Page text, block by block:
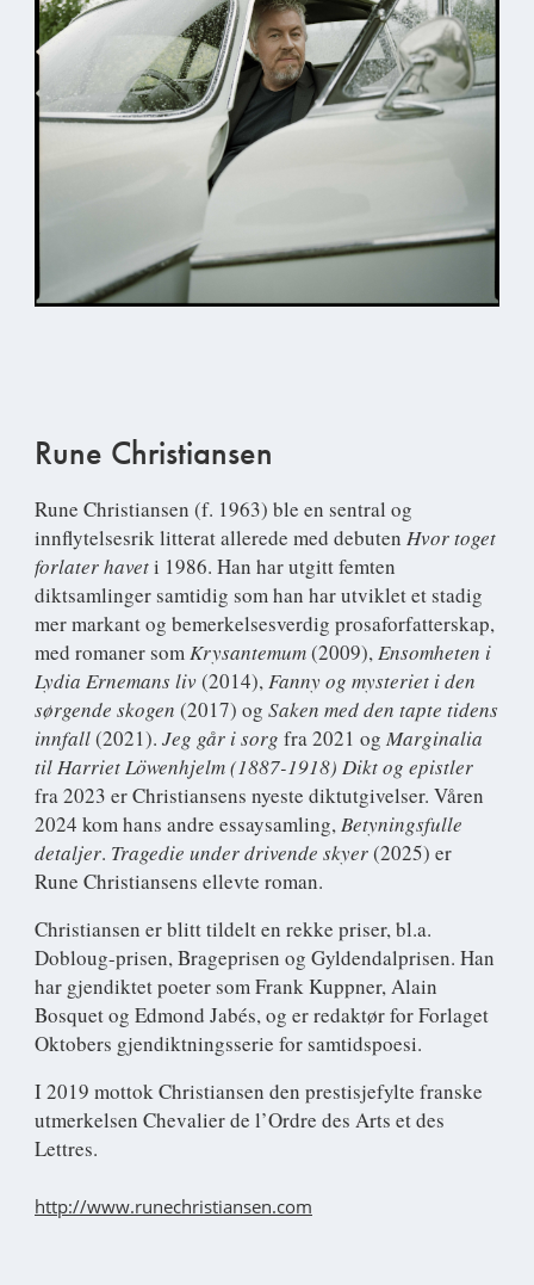
Rune Christiansen
Rune Christiansen (f. 1963) ble en sentral og
innflytelsesrik litterat allerede med debuten Hvor toget
forlater haveti 1986. Han har utgitt femten
diktsamlinger samtidig som han har utviklet et stadig
mer markant og bemerkelsesverdig prosaforfatterskap,
med romaner somKrysantemum(2009),Ensomheten i
Lydia Ernemans liv(2014),Fanny og mysteriet i den
sørgende skogen (2017) og Saken med den tapte tidens
innfall(2021). Jeg går i sorg fra 2021 og Marginalia
til Harriet Löwenhjelm (1887-1918) Dikt og epistler
fra 2023 er Christiansens nyeste diktutgivelser. Våren
2024 kom hans andre essaysamling,Betyningsfulle
detaljer. Tragedie under drivende skyer(2025) er
Rune Christiansens ellevte roman.
Christiansen er blitt tildelt en rekke priser, bl.a.
Dobloug-prisen, Brageprisen og Gyldendalprisen. Han
har gjendiktet poeter som Frank Kuppner, Alain
Bosquet og Edmond Jabés, og er redaktør for Forlaget
Oktobers gjendiktningsserie for samtidspoesi.
I 2019 mottok Christiansen den prestisjefylte franske
utmerkelsen Chevalier de l’Ordre des Arts et des
Lettres.
http://www.runechristiansen.com